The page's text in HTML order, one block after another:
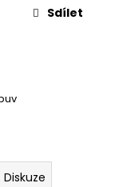
Sdílet
Diskuze